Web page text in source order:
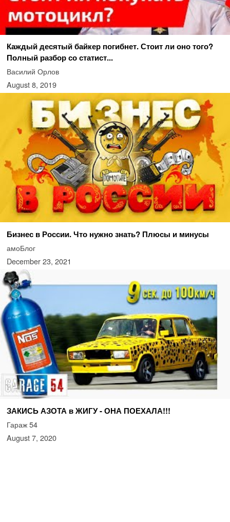
Каждый десятый байкер погибнет. Стоит ли оно того?
Полный разбор со статист...
Василий Орлов
August 8, 2019
Бизнес в России. Что нужно знать? Плюсы и минусы
амоБлог
December 23, 2021
ЗАКИСЬ АЗОТА в ЖИГУ - ОНА ПОЕХАЛА!!!
Гараж 54
August 7, 2020